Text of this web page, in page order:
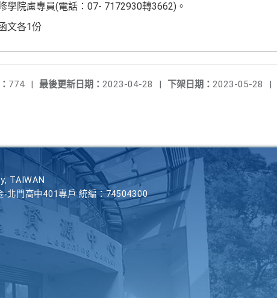
學院盧專員(電話：07- 7172930轉3662)。
文各1份
下架日期： 2023-05-28 |
最後更新日期： 2023-04-28 |
774 |
TAIWAN
北門高中401專戶 統編：74504300